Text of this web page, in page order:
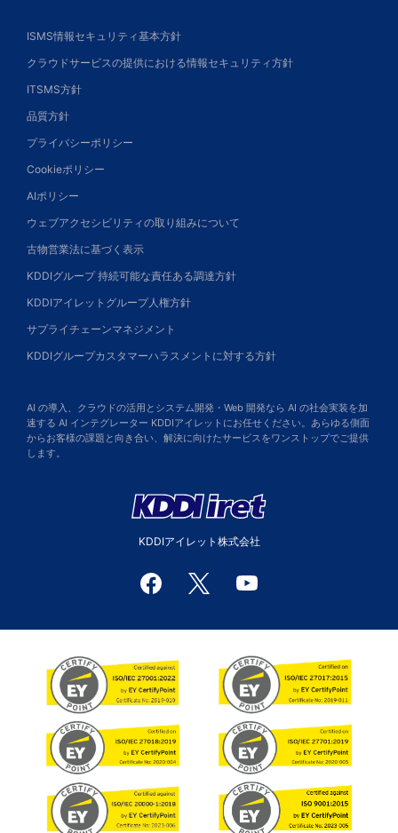
ISMS情報セキュリティ基本方針
クラウドサービスの提供における情報セキュリティ方針
ITSMS方針
品質方針
プライバシーポリシー
Cookieポリシー
AIポリシー
ウェブアクセシビリティの取り組みについて
古物営業法に基づく表示
KDDIグループ 持続可能な責任ある調達方針
KDDIアイレットグループ人権方針
サプライチェーンマネジメント
KDDIグループカスタマーハラスメントに対する方針
AI の導入、クラウドの活用とシステム開発・Web 開発なら AI の社会実装を加
速する AI インテグレーター KDDIアイレットにお任せください。あらゆる側面
からお客様の課題と向き合い、解決に向けたサービスをワンストップでご提供
します。
KDDIアイレット株式会社